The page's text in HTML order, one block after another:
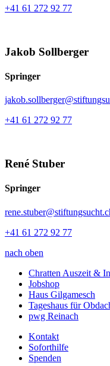
+41 61 272 92 77
Jakob Sollberger
Springer
+41 61 272 92 77
René Stuber
Springer
+41 61 272 92 77
nach oben
Chratten Auszeit &
Jobshop
Haus Gilgamesch
Tageshaus für
pwg Reinach
Kontakt
Soforthilfe
Spenden